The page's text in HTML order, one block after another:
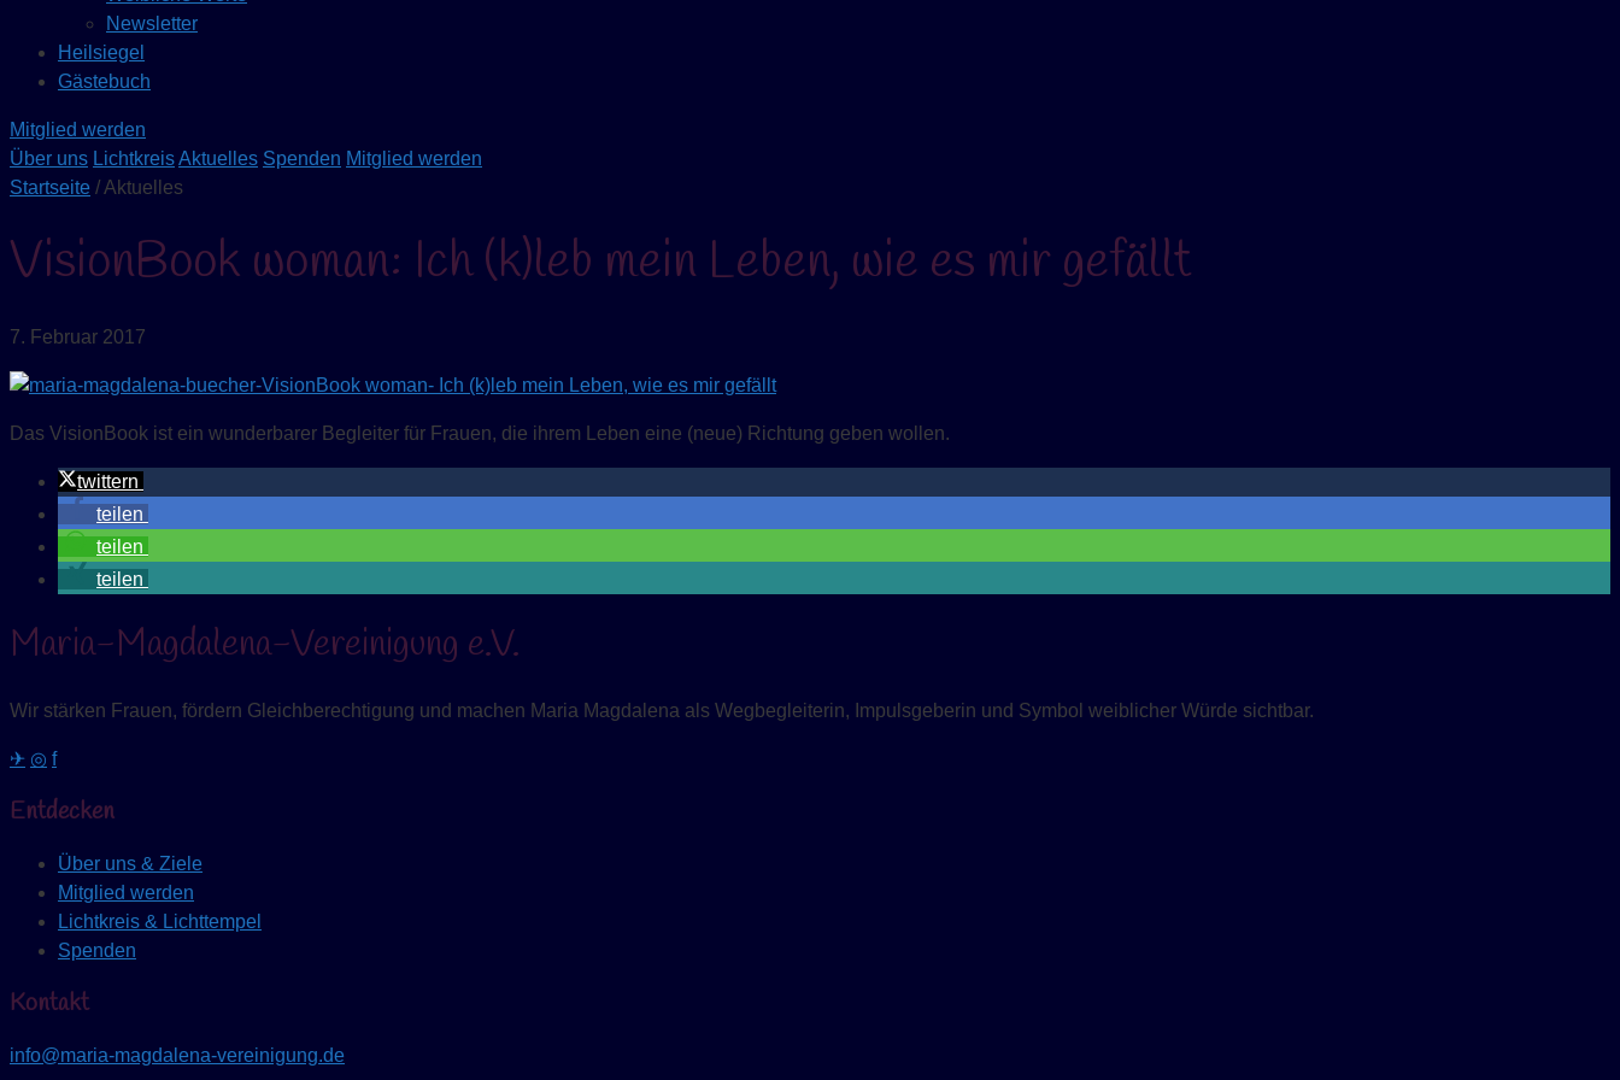
Newsletter
Heilsiegel
Gästebuch
Mitglied werden
Über uns LichtkreisAktuelles Spenden Mitglied werden
Startseite / Aktuelles
VisionBook woman: Ich (k)leb mein Leben, wie es mir gefällt
7. Februar 2017
Das VisionBook ist ein wunderbarer Begleiter für Frauen, die ihrem Leben eine (neue) Richtung geben wollen.
twittern
teilen
teilen
teilen
Maria-Magdalena-Vereinigung e.V.
Wir stärken Frauen, fördern Gleichberechtigung und machen Maria Magdalena als Wegbegleiterin, Impulsgeberin und Symbol weiblicher Würde sichtbar.
✈ ◎ f
Entdecken
Über uns & Ziele
Mitglied werden
Lichtkreis & Lichttempel
Spenden
Kontakt
info@maria-magdalena-vereinigung.de